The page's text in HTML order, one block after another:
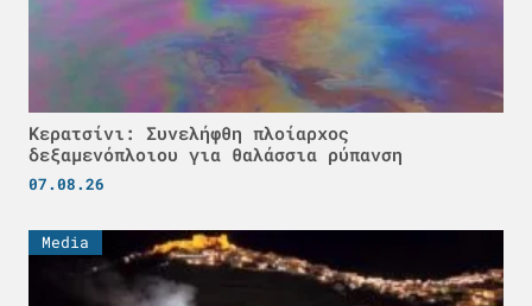
Κερατσίνι: Συνελήφθη πλοίαρχος
δεξαμενόπλοιου για θαλάσσια ρύπανση
07.08.26
Media